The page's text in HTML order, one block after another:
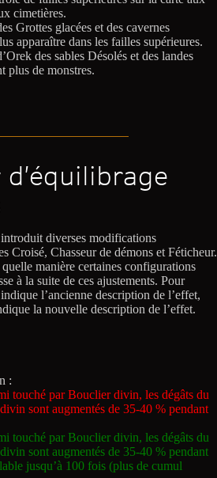
cimetières.
Grottes glacées et des cavernes
apparaître dans les failles supérieures.
des sables Désolés et des landes
plus de monstres.
diverses modifications
Croisé, Chasseur de démons et Féticheur.
manière certaines configurations
à la suite de ces ajustements. Pour
l’ancienne description de l’effet,
la nouvelle description de l’effet.
:
touché par Bouclier divin, les dégâts du
sont augmentés de 35-40 % pendant
touché par Bouclier divin, les dégâts du
sont augmentés de 35-40 % pendant
jusqu’à 100 fois (plus de cumul